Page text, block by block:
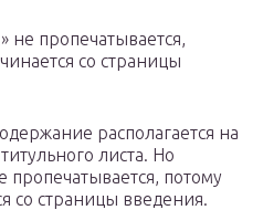
не пропечатывается,
со страницы
располагается на
листа. Но
потому
со страницы введения.